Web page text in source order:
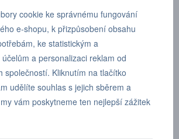
kónický závit s teflonem, vnější šestihran R
cookie ke správnému fungování
e-shopu, k přizpůsobení obsahu
ke statistickým a
a personalizaci reklam od
společností. Kliknutím na tlačítko
udělíte souhlas s jejich sběrem a
vám poskytneme ten nejlepší zážitek